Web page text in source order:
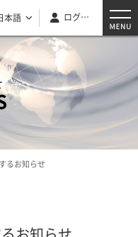
本語 ログイン
るお知らせ